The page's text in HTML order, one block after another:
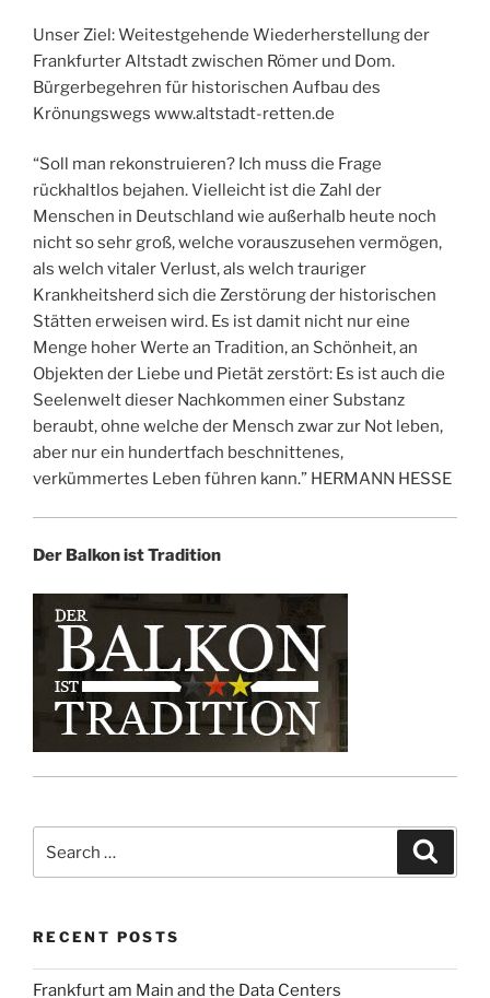
Unser Ziel: Weitestgehende Wiederherstellung der
Frankfurter Altstadt zwischen Römer und Dom.
Bürgerbegehren für historischen Aufbau des
Krönungswegs www.altstadt-retten.de
“Soll man rekonstruieren? Ich muss die Frage
rückhaltlos bejahen. Vielleicht ist die Zahl der
Menschen in Deutschland wie außerhalb heute noch
nicht so sehr groß, welche vorauszusehen vermögen,
als welch vitaler Verlust, als welch trauriger
Krankheitsherd sich die Zerstörung der historischen
Stätten erweisen wird. Es ist damit nicht nur eine
Menge hoher Werte an Tradition, an Schönheit, an
Objekten der Liebe und Pietät zerstört: Es ist auch die
Seelenwelt dieser Nachkommen einer Substanz
beraubt, ohne welche der Mensch zwar zur Not leben,
aber nur ein hundertfach beschnittenes,
verkümmertes Leben führen kann.” HERMANN HESSE
Der Balkon ist Tradition
RECENT POSTS
Frankfurt am Main and the Data Centers